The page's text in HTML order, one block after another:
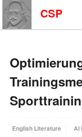
CSP
English Literature Al